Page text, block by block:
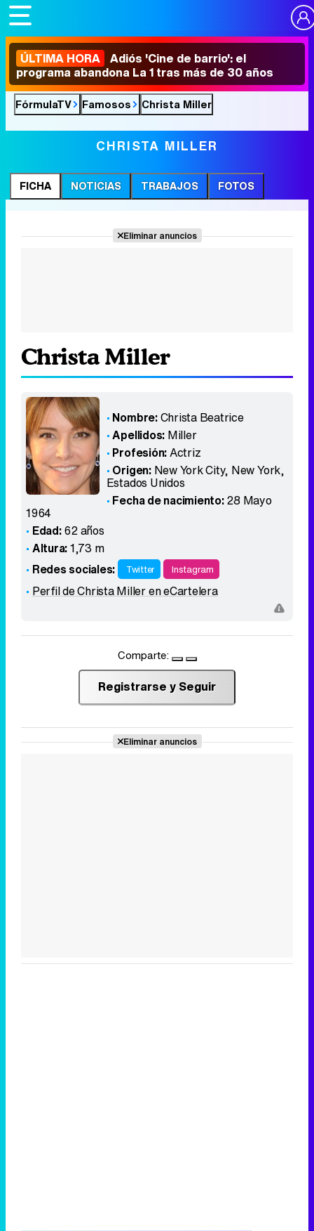
ÚLTIMA HORA Adiós 'Cine de barrio': el
programa abandona La 1 tras más de 30 años
FórmulaTV Famosos Christa Miller
CHRISTA MILLER
FICHA NOTICIAS TRABAJOS FOTOS
Eliminar anuncios
Christa Miller
Nombre:Christa Beatrice
Apellidos: Miller
Profesión:Actriz
Origen: New York City, New York,
Estados Unidos
Fecha de nacimiento:28 Mayo
1964
Edad:62 años
Altura:1,73 m
Redes sociales:
Twitter Instagram
Perfil de Christa Miller en eCartelera
Comparte:
Registrarse y Seguir
Eliminar anuncios